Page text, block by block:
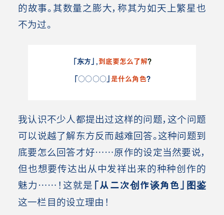
的故事。其数量之膨大，称其为如天上繁星也
不为过。
「东方」，到底要怎么了解？
「○○○○」是什么角色？
我认识不少人都提出过这样的问题，这个问题
可以说越了解东方反而越难回答。这种问题到
底要怎么回答才好……原作的设定当然要说，
但也想要传达出从中发祥出来的种种创作的
魅力……！这就是 「从二次创作谈角色」图鉴
这一栏目的设立理由！